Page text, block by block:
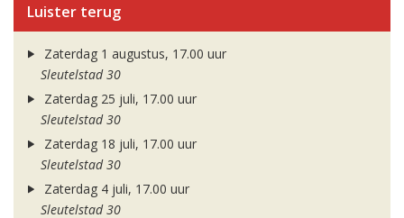
Luister terug
Zaterdag 1 augustus, 17.00 uur
Sleutelstad 30
Zaterdag 25 juli, 17.00 uur
Sleutelstad 30
Zaterdag 18 juli, 17.00 uur
Sleutelstad 30
Zaterdag 4 juli, 17.00 uur
Sleutelstad 30